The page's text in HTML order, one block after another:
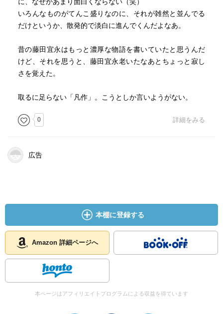
いろんなものがてんこ盛りなのに、それが雑然と並んでる
だけというか、散発的で淡白に進んでくんだよなあ。
昔の藤田宜永はもっと濃厚な物語を書いていたと思うんだ
けど、それを思うと、藤田宜永老いたなあとちょっと寂し
さを覚えた。
取るに足らない「凡作」。こうとしか言いようがない。
0 詳細をみる
広告
本棚に登録する
Amazon 詳細ページへ
本ページはアフィリエイトプログラムによる収益を得ています